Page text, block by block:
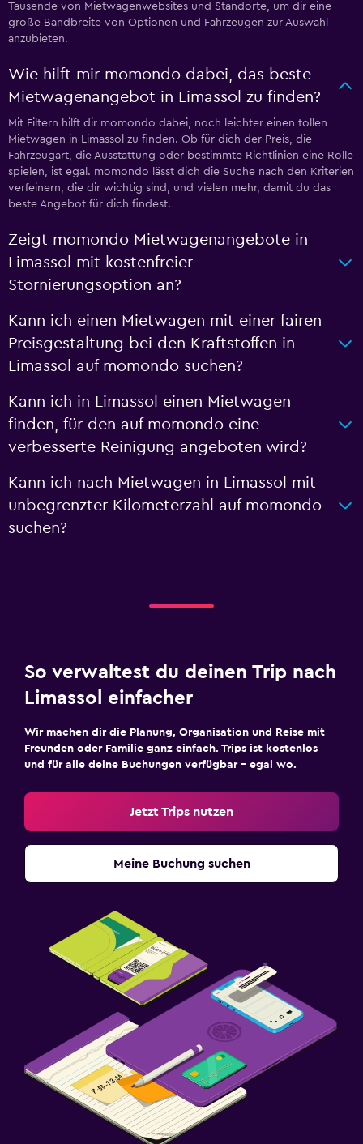
Tausende von Mietwagenwebsites und Standorte, um dir eine
große Bandbreite von Optionen und Fahrzeugen zur Auswahl
anzubieten.
Wie hilft mir momondo dabei, das beste
Mietwagenangebot in Limassol zu finden?
Mit Filtern hilft dir momondo dabei, noch leichter einen tollen
Mietwagen in Limassol zu finden. Ob für dich der Preis, die
Fahrzeugart, die Ausstattung oder bestimmte Richtlinien eine Rolle
spielen, ist egal. momondo lässt dich die Suche nach den Kriterien
verfeinern, die dir wichtig sind, und vielen mehr, damit du das
beste Angebot für dich findest.
Zeigt momondo Mietwagenangebote in
Limassol mit kostenfreier
Stornierungsoption an?
Kann ich einen Mietwagen mit einer fairen
Preisgestaltung bei den Kraftstoffen in
Limassol auf momondo suchen?
Kann ich in Limassol einen Mietwagen
finden, für den auf momondo eine
verbesserte Reinigung angeboten wird?
Kann ich nach Mietwagen in Limassol mit
unbegrenzter Kilometerzahl auf momondo
suchen?
So verwaltest du deinen Trip nach
Limassol einfacher
Wir machen dir die Planung, Organisation und Reise mit
Freunden oder Familie ganz einfach. Trips ist kostenlos
und für alle deine Buchungen verfügbar – egal wo.
Jetzt Trips nutzen
Meine Buchung suchen